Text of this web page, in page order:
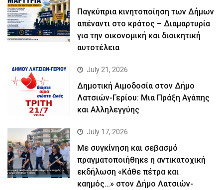
Παγκύπρια κινητοποίηση των Δήμων
απέναντι στο κράτος – Διαμαρτυρία
για την οικονομική και διοικητική
αυτοτέλεια
July 21, 2026
Δημοτική Αιμοδοσία στον Δήμο
Λατσιών-Γερίου: Μια Πράξη Αγάπης
και Αλληλεγγύης
July 17, 2026
Με συγκίνηση και σεβασμό
πραγματοποιήθηκε η αντικατοχική
εκδήλωση «Κάθε πέτρα και
καημός…» στον Δήμο Λατσιών-